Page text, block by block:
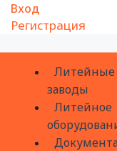
Вход
Регистрация
Литейные
заводы
Литейное